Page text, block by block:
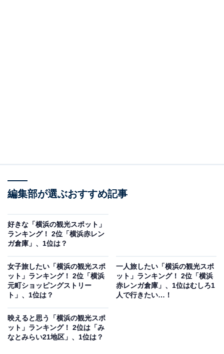
編集部が選ぶおすすめ記事
好きな「横浜の観光スポット」
ランキング！ 2位「横浜赤レン
ガ倉庫」、1位は？
女子旅したい「横浜の観光スポ
ット」ランキング！ 2位「横浜
元町ショッピングストリー
ト」、1位は？
一人旅したい「横浜の観光スポ
ット」ランキング！ 2位「横浜
赤レンガ倉庫」、1位はむしろ1
人で行きたい…！
映えると思う「横浜の観光スポ
ット」ランキング！ 2位は「み
なとみらい21地区」、1位は？